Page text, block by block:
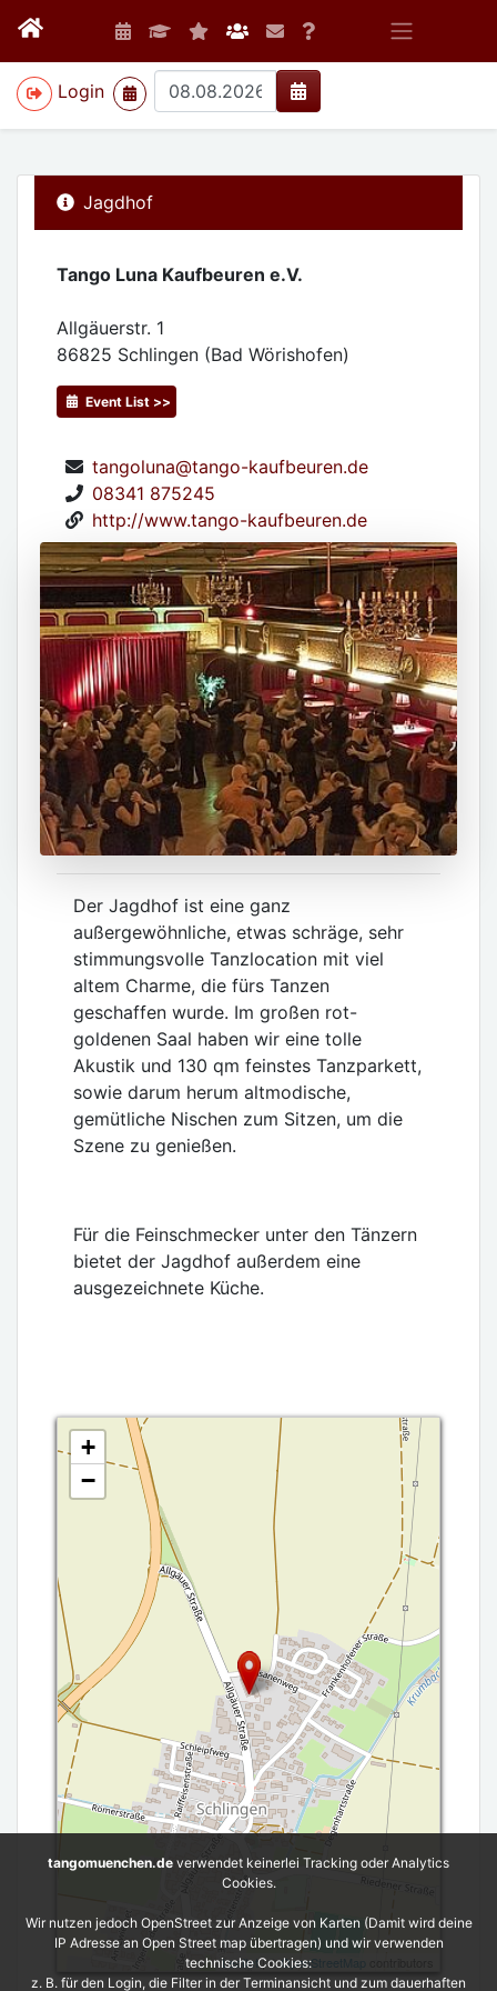
Login
>
Jagdhof
Tango Luna Kaufbeuren e.V.
Allgäuerstr. 1
86825 Schlingen (Bad Wörishofen)
Event List >>
tangoluna@tango-kaufbeuren.de
08341 875245
http://www.tango-kaufbeuren.de
Der Jagdhof ist eine ganz
außergewöhnliche, etwas schräge, sehr
stimmungsvolle Tanzlocation mit viel
altem Charme, die fürs Tanzen
geschaffen wurde. Im großen rot-
goldenen Saal haben wir eine tolle
Akustik und 130 qm feinstes Tanzparkett,
sowie darum herum altmodische,
gemütliche Nischen zum Sitzen, um die
Szene zu genießen.
Für die Feinschmecker unter den Tänzern
bietet der Jagdhof außerdem eine
ausgezeichnete Küche.
+
−
Leaflet| ©OpenStreetMap
tangomuenchen.de verwendet keinerlei Tracking oder Analytics
Cookies.
Wir nutzen jedoch OpenStreet zur Anzeige von Karten (Damit wird deine
IP Adresse an Open Street map übertragen) und wir verwenden
technische Cookies:
z. B. für den Login, die Filter in der Terminansicht und zum dauerhaften